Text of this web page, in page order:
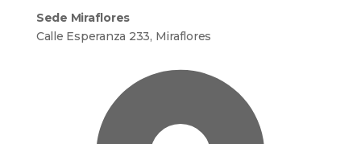
Sede Miraflores
Calle Esperanza 233, Miraflores